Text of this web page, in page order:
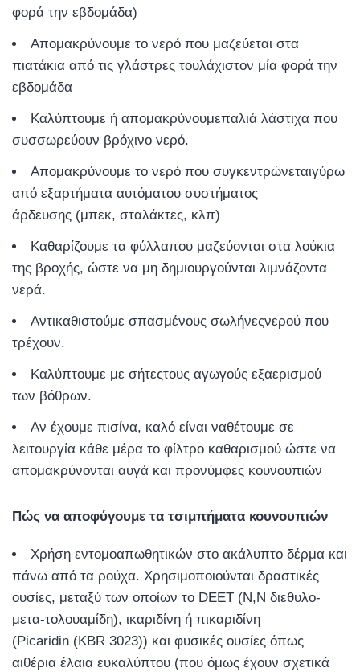
φορά την εβδομάδα)
Απομακρύνουμε το νερό που μαζεύεται στα
πιατάκια από τις γλάστρες τουλάχιστον μία φορά την
εβδομάδα
Καλύπτουμε ή απομακρύνουμεπαλιά λάστιχα που
συσσωρεύουν βρόχινο νερό.
Απομακρύνουμε το νερό που συγκεντρώνεταιγύρω
από εξαρτήματα αυτόματου συστήματος
άρδευσης (μπεκ, σταλάκτες, κλπ)
Καθαρίζουμε τα φύλλαπου μαζεύονται στα λούκια
της βροχής, ώστε να μη δημιουργούνται λιμνάζοντα
νερά.
Αντικαθιστούμε σπασμένους σωλήνεςνερού που
τρέχουν.
Καλύπτουμε με σήτεςτους αγωγούς εξαερισμού
των βόθρων.
Αν έχουμε πισίνα, καλό είναι ναθέτουμε σε
λειτουργία κάθε μέρα το φίλτρο καθαρισμού ώστε να
απομακρύνονται αυγά και προνύμφες κουνουπιών
Πώς να αποφύγουμε τα τσιμπήματα κουνουπιών
Χρήση εντομοαπωθητικών στο ακάλυπτο δέρμα και
πάνω από τα ρούχα. Χρησιμοποιούνται δραστικές
ουσίες, μεταξύ των οποίων το DEET (Ν,Ν διεθυλο-
μετα-τολουαμίδη), ικαριδίνη ή πικαριδίνη
(Picaridin (KBR 3023)) και φυσικές ουσίες όπως
αιθέρια έλαια ευκαλύπτου (που όμως έχουν σχετικά